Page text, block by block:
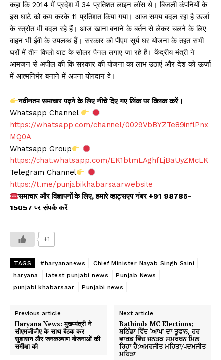
कहा कि 2014 में प्रदेश में 34 प्रतिशत लाइन लॉस थे। बिजली कंपनियों के
इस घाटे को कम करके 11 प्रतिशत किया गया। आज समय बदल रहा है ऊर्जा
के स्त्रोत भी बदल रहे हैं। आज खाना बनाने के बर्तन से लेकर चलने के लिए
वाहन भी ईवी के उपलब्ध हैं। सरकार की पीएम सूर्य घर योजना के तहत सभी
घरों में तीन किलो वाट के सोलर पैनल लगाए जा रहे हैं। केंद्रीय मंत्री ने
आमजन से अपील की कि सरकार की योजना का लाभ उठाएं और देश को ऊर्जा
में आत्मनिर्भर बनाने में अपना योगदान दें।
नवीनतम समाचार पढ़ने के लिए नीचे दिए गए लिंक पर क्लिक करें।
Whatsapp Channel
https://whatsapp.com/channel/0029VbBYZTe89inflPnx
MQ0A
Whatsapp Group
https://chat.whatsapp.com/EK1btmLAghfLjBaUyZMcLK
Telegram Channel
https://t.me/punjabikhabarsaarwebsite
समाचार और विज्ञापनों के लिए, हमारे व्हाट्सएप नंबर +91 98786-
15057 पर संपर्क करें
+1
TAGS #haryananews
Chief Minister Nayab Singh Saini
haryana
latest punjabi news
Punjab News
punjabi khabarsaar
Punjabi news
Previous article
Haryana News: मुख्यमंत्री ने
सीएमजीजीए के साथ बैठक कर
सुशासन और जनकल्याण योजनाओं की
समीक्षा की
Next article
Bathinda MC Elections;
ਬਠਿੰਡਾ ਵਿੱਚ ‘ਆਪ’ ਦਾ ਤੂਫਾਨ, ਹਰ
ਵਾਰਡ ਵਿੱਚ ਜਨਤਕ ਸਮਰਥਨ ਮਿਲ
ਰਿਹਾ ਹੈ:ਅਮਰਜੀਤ ਮਹਿਤਾ/ਪਦਮਜੀਤ
ਮਹਿਤਾ